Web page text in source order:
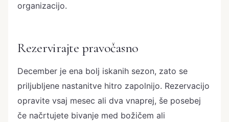
organizacijo.
Rezervirajte pravočasno
December je ena bolj iskanih sezon, zato se
priljubljene nastanitve hitro zapolnijo. Rezervacijo
opravite vsaj mesec ali dva vnaprej, še posebej
če načrtujete bivanje med božičem ali